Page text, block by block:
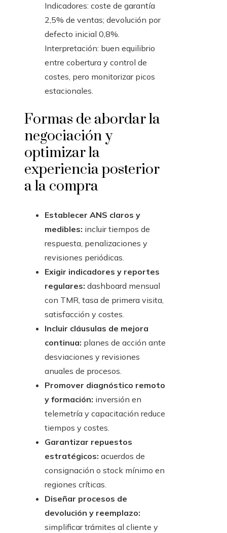
Indicadores: coste de garantía
2,5% de ventas; devolución por
defecto inicial 0,8%.
Interpretación: buen equilibrio
entre cobertura y control de
costes, pero monitorizar picos
estacionales.
Formas de abordar la
negociación y
optimizar la
experiencia posterior
a la compra
Establecer ANS claros y
medibles: incluir tiempos de
respuesta, penalizaciones y
revisiones periódicas.
Exigir indicadores y reportes
regulares: dashboard mensual
con TMR, tasa de primera visita,
satisfacción y costes.
Incluir cláusulas de mejora
continua: planes de acción ante
desviaciones y revisiones
anuales de procesos.
Promover diagnóstico remoto
y formación: inversión en
telemetría y capacitación reduce
tiempos y costes.
Garantizar repuestos
estratégicos: acuerdos de
consignación o stock mínimo en
regiones críticas.
Diseñar procesos de
devolución y reemplazo:
simplificar trámites al cliente y